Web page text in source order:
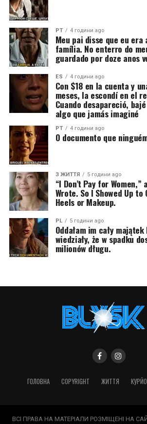
PT 4 години ago
Meu pai disse que eu era
família. No enterro do
guardado por doze anos
ES 4 години ago
Con $18 en la cuenta y
meses, la escondí en el
Cuando desapareció,
algo que jamás imaginé
PT 4 години ago
O documento que
З ЖИТТЯ 5 години ago
“I Don’t Pay for Women,”
Wrote. So I Showed Up
Heels or Makeup.
PL 5 години ago
Oddałam im cały
wiedziały, że w spadku
milionów długu.
ГОЛОВНА COPYRIGHT ЖИТТЯ
ВСІ ПРАВА НА МАТЕРІАЛИ РОЗМІЩЕНІ НА